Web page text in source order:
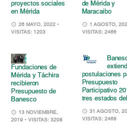
proyectos sociales
en Mérida
26 MAYO, 2022 •
VISITAS: 1203
de Mérida y
Maracaibo
1 AGOSTO,
VISITAS: 2466
Fundaciones de
Mérida y Táchira
recibieron
Presupuesto de
Banesco
13 NOVIEMBRE,
2019 • VISITAS: 3208
postulaciones
Presupuesto
Participativo
tres estados
31 AGOSTO,
VISITAS: 2468